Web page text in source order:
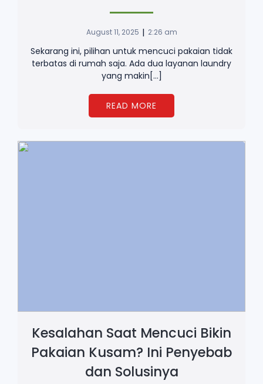
August 11, 2025 | 2:26 am
Sekarang ini, pilihan untuk mencuci pakaian tidak
terbatas di rumah saja. Ada dua layanan laundry
yang makin[…]
READ MORE
Kesalahan Saat Mencuci Bikin
Pakaian Kusam? Ini Penyebab
dan Solusinya